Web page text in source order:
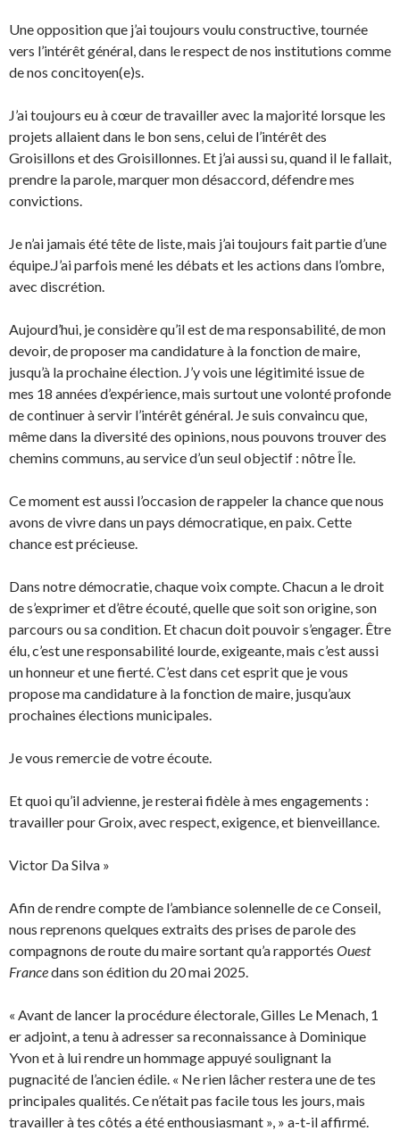
Une opposition que j’ai toujours voulu constructive, tournée
vers l’intérêt général, dans le respect de nos institutions comme
de nos concitoyen(e)s.
J’ai toujours eu à cœur de travailler avec la majorité lorsque les
projets allaient dans le bon sens, celui de l’intérêt des
Groisillons et des Groisillonnes. Et j’ai aussi su, quand il le fallait,
prendre la parole, marquer mon désaccord, défendre mes
convictions.
Je n’ai jamais été tête de liste, mais j’ai toujours fait partie d’une
équipe.J’ai parfois mené les débats et les actions dans l’ombre,
avec discrétion.
Aujourd’hui, je considère qu’il est de ma responsabilité, de mon
devoir, de proposer ma candidature à la fonction de maire,
jusqu’à la prochaine élection. J’y vois une légitimité issue de
mes 18 années d’expérience, mais surtout une volonté profonde
de continuer à servir l’intérêt général. Je suis convaincu que,
même dans la diversité des opinions, nous pouvons trouver des
chemins communs, au service d’un seul objectif : nôtre Île.
Ce moment est aussi l’occasion de rappeler la chance que nous
avons de vivre dans un pays démocratique, en paix. Cette
chance est précieuse.
Dans notre démocratie, chaque voix compte. Chacun a le droit
de s’exprimer et d’être écouté, quelle que soit son origine, son
parcours ou sa condition. Et chacun doit pouvoir s’engager. Être
élu, c’est une responsabilité lourde, exigeante, mais c’est aussi
un honneur et une fierté. C’est dans cet esprit que je vous
propose ma candidature à la fonction de maire, jusqu’aux
prochaines élections municipales.
Je vous remercie de votre écoute.
Et quoi qu’il advienne, je resterai fidèle à mes engagements :
travailler pour Groix, avec respect, exigence, et bienveillance.
Victor Da Silva »
Afin de rendre compte de l’ambiance solennelle de ce Conseil,
nous reprenons quelques extraits des prises de parole des
compagnons de route du maire sortant qu’a rapportés Ouest
Francedans son édition du 20 mai 2025.
« Avant de lancer la procédure électorale, Gilles Le Menach, 1
er adjoint, a tenu à adresser sa reconnaissance à Dominique
Yvon et à lui rendre un hommage appuyé soulignant la
pugnacité de l’ancien édile. « Ne rien lâcher restera une de tes
principales qualités. Ce n’était pas facile tous les jours, mais
travailler à tes côtés a été enthousiasmant », » a-t-il affirmé.